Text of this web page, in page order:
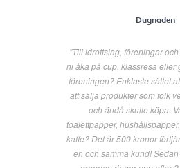
Dugnaden
"Till idrottslag, föreningar
ni åka på cup, klassresa eller
föreningen? Enklaste sättet
att sälja produkter som folk
och ändå skulle köpa.
toalettpapper,
kaffe? Det är 500 kronor
en och samma kund!